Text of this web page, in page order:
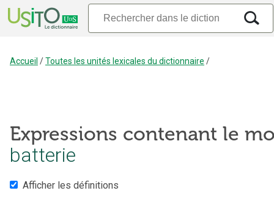
Accueil /Toutes les unités lexicales du dictionnaire /
Expressions contenant le
batterie
Afficher les définitions